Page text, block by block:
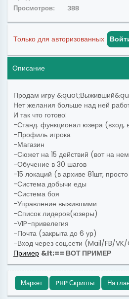
Просмотров:
388
Только для авторизованных
Описание
Продам игру
Нет желания больше над ней
И так что готово:
-Станд. функционал юзера (вход,
-Профиль игрока
-Магазин
-Сюжет на 15 действий (вот на
-Обучение в 30 шагов
-15 локаций (в архиве 81шт,
-Система добычи еды
-Система боя
-Управление выжившими
-Список лидеров(юзеры)
-VIP-привелегия
-Почта (закрыта до 6 ур)
-Вход через соц.сети (Mail/FB/
Пример &lt;== ВОТ ПРИМЕР
Маркет PHP Скрипты На